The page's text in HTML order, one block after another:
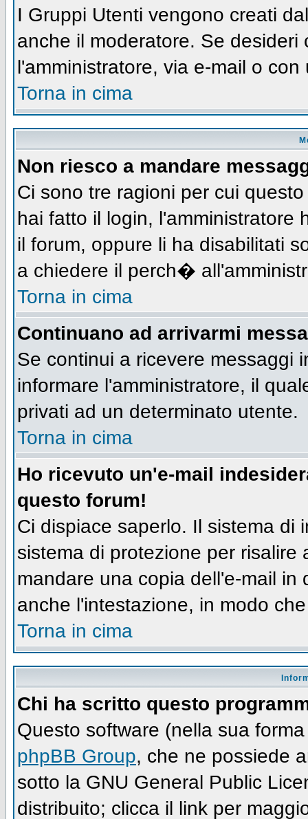
I Gruppi Utenti vengono creati
anche il moderatore. Se
l'amministratore, via e-mail o
Torna in cima
Non riesco a mandare
Ci sono tre ragioni per cui
hai fatto il login, l'amministratore
il forum, oppure li ha disabilitati
a chiedere il perch�
Torna in cima
Continuano ad arrivarmi
Se continui a ricevere messaggi
informare l'amministratore, il
privati ad un determinato utente.
Torna in cima
Ho ricevuto un'e-mail
questo forum!
Ci dispiace saperlo. Il sistema di
sistema di protezione per
mandare una copia dell'e-mail
anche l'intestazione, in modo
Torna in cima
Chi ha scritto questo
Questo software (nella sua
phpBB Group, che ne possiede
sotto la GNU General Public
distribuito; clicca il link per